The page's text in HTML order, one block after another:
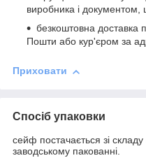
виробника і документом,
безкоштовна доставка
Пошти або кур'єром за
Приховати
Спосіб упаковки
сейф постачається зі
заводському пакованні.